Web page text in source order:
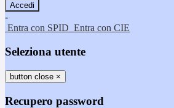
-
Entra con SPID Entra con CIE
Seleziona utente
button close ×
Recupero password